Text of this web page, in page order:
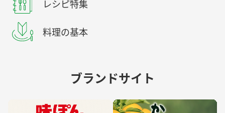
レシピ特集
料理の基本
ブランドサイト